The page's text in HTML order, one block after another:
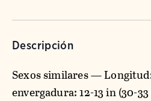
Descripción
Sexos similares —
envergadura: 12-13 in (30-